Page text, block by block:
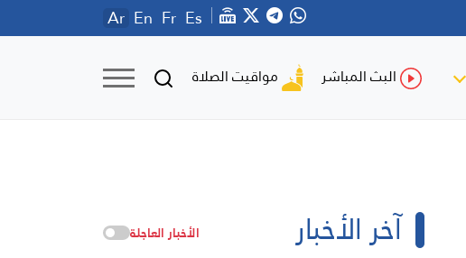
Ar En Fr Es
البث المباشر مواقيت الصلاة
آخر الأخبار الأخبار العاجلة